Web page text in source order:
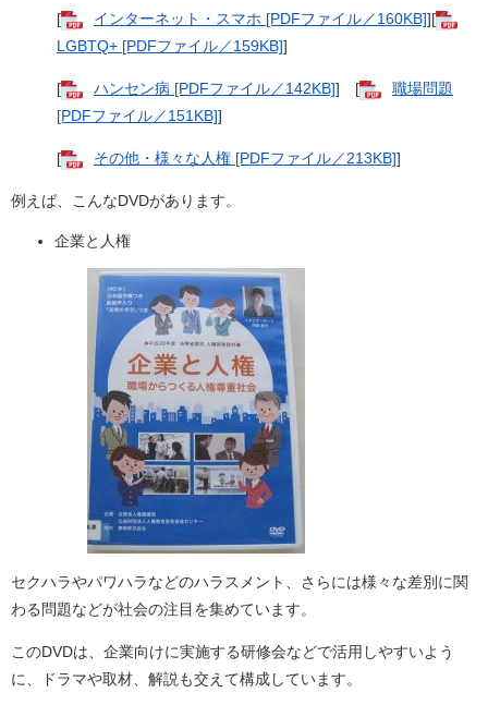
[ インターネット・スマホ [PDFファイル／160KB]][
LGBTQ+ [PDFファイル／159KB]]
[ ハンセン病 [PDFファイル／142KB]] [
職場問題
[PDFファイル／151KB]]
[ その他・様々な人権 [PDFファイル／213KB]]
例えば、こんなDVDがあります。
企業と人権
セクハラやパワハラなどのハラスメント、さらには様々な差別に関
わる問題などが社会の注目を集めています。
このDVDは、企業向けに実施する研修会などで活用しやすいよう
に、ドラマや取材、解説も交えて構成しています。